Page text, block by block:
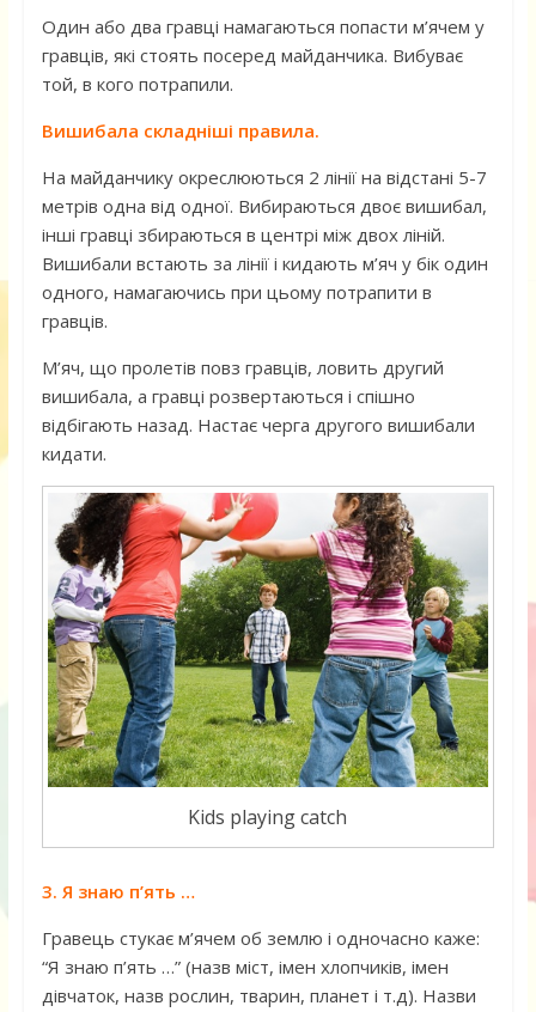
Один або два гравці намагаються попасти м’ячем у
гравців, які стоять посеред майданчика. Вибуває
той, в кого потрапили.
Вишибала складніші правила.
На майданчику окреслюються 2 лінії на відстані 5-7
метрів одна від одної. Вибираються двоє вишибал,
інші гравці збираються в центрі між двох ліній.
Вишибали встають за лінії і кидають м’яч у бік один
одного, намагаючись при цьому потрапити в
гравців.
М’яч, що пролетів повз гравців, ловить другий
вишибала, а гравці розвертаються і спішно
відбігають назад. Настає черга другого вишибали
кидати.
Kids playing catch
3. Я знаю п’ять …
Гравець стукає м’ячем об землю і одночасно каже:
“Я знаю п’ять …” (назв міст, імен хлопчиків, імен
дівчаток, назв рослин, тварин, планет і т.д). Назви